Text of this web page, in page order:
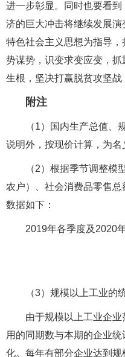
进一步彰显。同时也要看
济的巨大冲击将继续发展
特色社会主义思想为指导
势谋势，识变求变应变，抓
生根，坚决打赢脱贫攻坚
附注
（1）国内生产总值
说明外，按现价计算，为名
（2）根据季节调整
农户）、社会消费品零售
数据如下：
2019年各季度及2020
（3）规模以上工业
由于规模以上工业企
用的同期数与本期的企业
化。每年有部分企业达到